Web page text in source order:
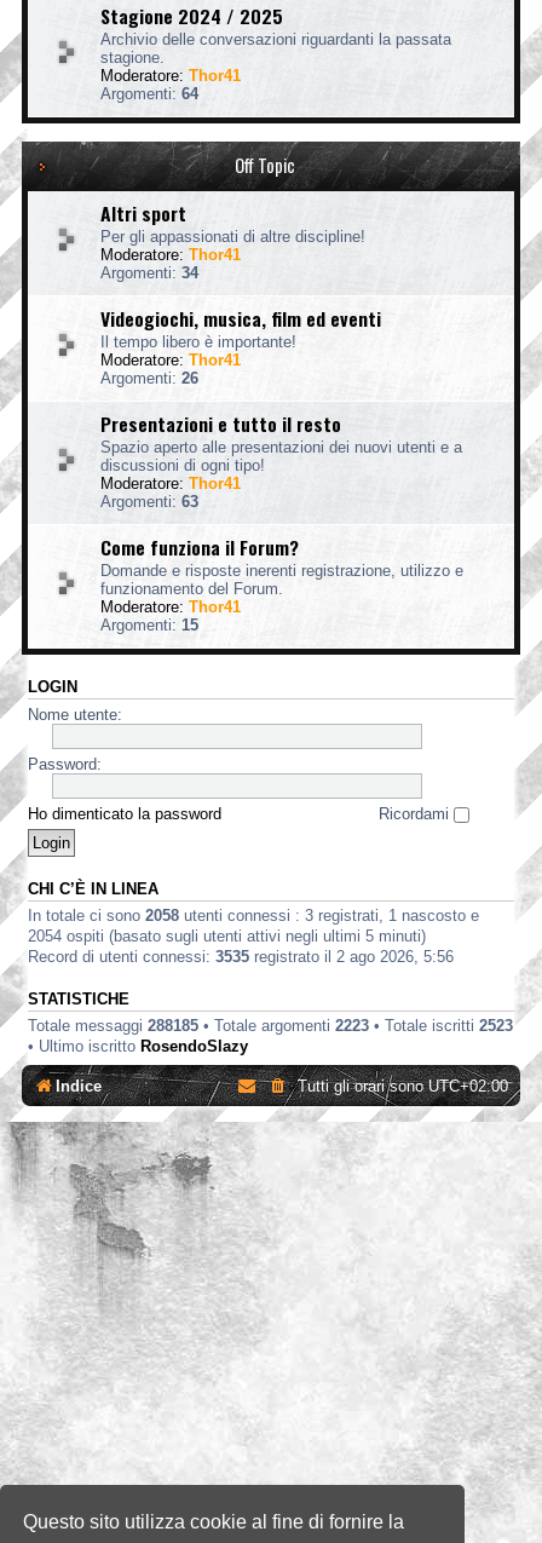
Questo sito utilizza cookie al fine di fornire la
Stagione 2024 / 2025
Archivio delle conversazioni riguardanti la passata
stagione.
Moderatore: Thor41
Argomenti: 64
Off Topic
Altri sport
Per gli appassionati di altre discipline!
Moderatore: Thor41
Argomenti: 34
Videogiochi, musica, film ed eventi
Il tempo libero è importante!
Moderatore: Thor41
Argomenti: 26
Presentazioni e tutto il resto
Spazio aperto alle presentazioni dei nuovi utenti e a
discussioni di ogni tipo!
Moderatore: Thor41
Argomenti: 63
Come funziona il Forum?
Domande e risposte inerenti registrazione, utilizzo e
funzionamento del Forum.
Moderatore: Thor41
Argomenti: 15
LOGIN
Nome utente:
Password:
Ho dimenticato la password Ricordami
CHI C’È IN LINEA
In totale ci sono 2058 utenti connessi : 3 registrati, 1 nascosto e
2054 ospiti (basato sugli utenti attivi negli ultimi 5 minuti)
Record di utenti connessi: 3535 registrato il 2 ago 2026, 5:56
STATISTICHE
Totale messaggi 288185 • Totale argomenti 2223 • Totale iscritti 2523
• Ultimo iscritto RosendoSlazy
Indice Tutti gli orari sonoUTC+02:00